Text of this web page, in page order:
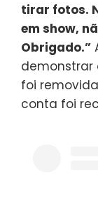
tirar fotos.
em show,
Obrigado.”
demonstrar
foi
conta foi